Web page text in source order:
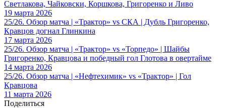
Светлакова, Чайковски, Коршкова, Григоренко и Ливо
19 марта 2026
25/26. Обзор матча | «Трактор» vs СКА | Дубль Григоренко,
Кравцов догнал Глинкина
17 марта 2026
25/26. Обзор матча | «Трактор» vs «Торпедо» | Шайбы
Григоренко, Кравцова и победный гол Глотова в овертайме
14 марта 2026
25/26. Обзор матча | «Нефтехимик» vs «Трактор» | Гол
Кравцова
11 марта 2026
Поделиться